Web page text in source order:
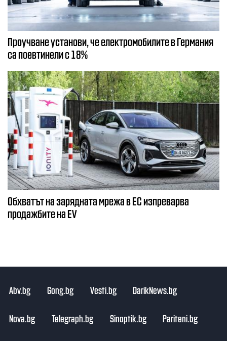
Проучване установи, че електромобилите в Германия
са поевтинели с 18%
Обхватът на зарядната мрежа в ЕС изпреварва
продажбите на EV
Abv.bg Gong.bg Vesti.bg DarikNews.bg
Nova.bg Telegraph.bg Sinoptik.bg Pariteni.bg